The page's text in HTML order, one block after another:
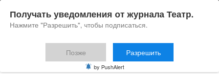
Юлия Поспелова
Получать уведомления от журнала Театр.
Нажмите "Разрешить", чтобы подписаться.
Позже Разрешить
by PushAlert